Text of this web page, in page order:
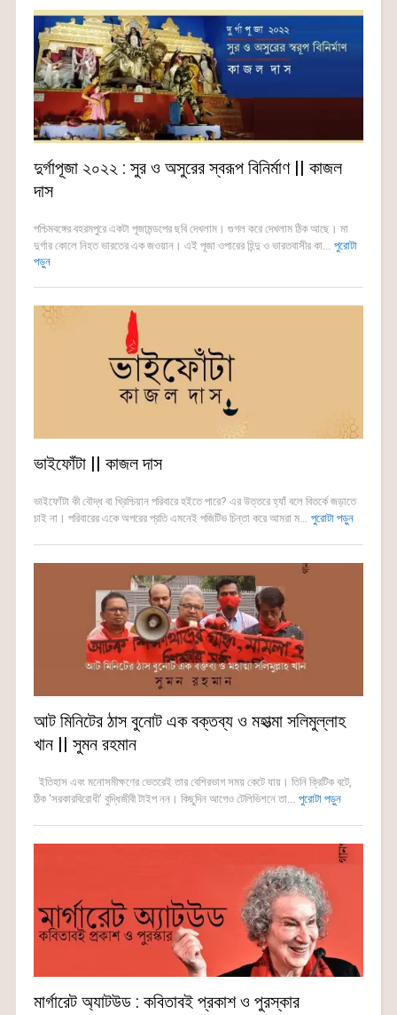
দুর্গাপূজা ২০২২ : সুর ও অসুরের স্বরূপ বিনির্মাণ || কাজল
দাস
পশ্চিমবঙ্গের বহরমপুরে একটা পূজামন্ডপের ছবি দেখলাম। গুগল করে দেখলাম ঠিক আছে। মা
দুর্গার কোলে নিহত ভারতের এক জওয়ান। এই পূজা ওপারের হিন্দু ও ভারতবাসীর কা... পুরোটা
পড়ুন
ভাইফোঁটা || কাজল দাস
ভাইফোঁটা কী বৌদ্ধ বা খ্রিশ্চিয়ান পরিবারে হইতে পারে? এর উত্তরে হ্যাঁ বলে বিতর্কে জড়াতে
চাই না। পরিবারের একে অপরের প্রতি এমনেই পজিটিভ চিন্তা করে আমরা ম... পুরোটা পড়ুন
আট মিনিটের ঠাস বুনোট এক বক্তব্য ও মহাত্মা সলিমুল্লাহ
খান || সুমন রহমান
ইতিহাস এবং মনোসমীক্ষণের ভেতরেই তার বেশিরভাগ সময় কেটে যায়। তিনি ক্রিটিক বটে,
ঠিক ‘সরকারবিরোধী’ বুদ্ধিজীবী টাইপ নন। কিছুদিন আগেও টেলিভিশনে তা... পুরোটা পড়ুন
মার্গারেট অ্যাটউড : কবিতাবই প্রকাশ ও পুরস্কার